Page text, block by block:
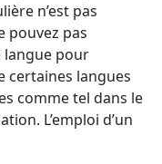
n’est pas
pouvez pas
pour
certaines langues
comme tel dans le
L’emploi d’un